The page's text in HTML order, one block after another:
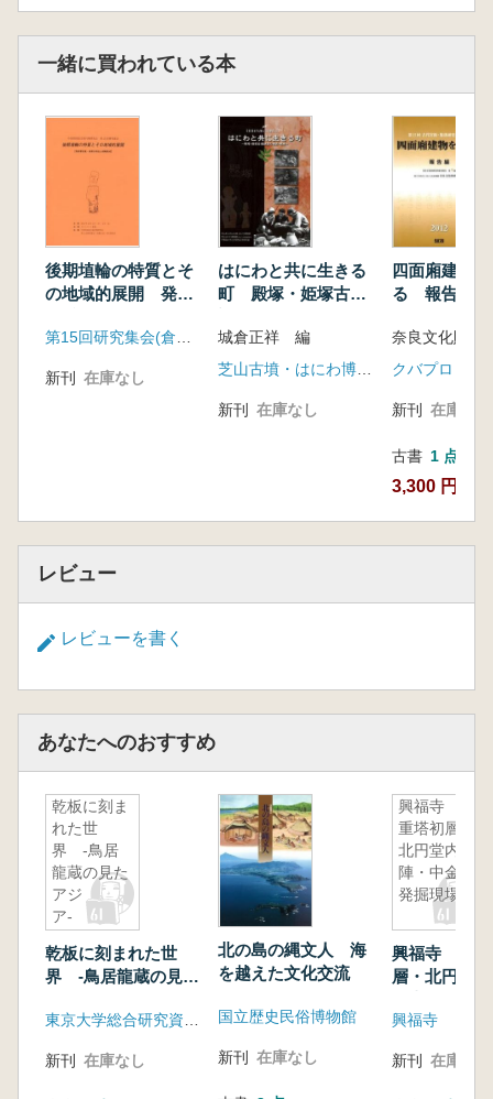
コラム 坊主山一号墳出土胡籙
コラム 寺口千塚三号墳出土胡籙
1 今城塚古墳出土馬具の調査と復元 塚本
2 今城塚古墳出土小札の構造と復元 初村
武寛・小村眞理
3 今城塚古墳出土胡篠の調査と復元製作
福山博章 小村眞理 塚本彼夫
塚本彼夫
5 組紐の技術と復元 小村眞理
一緒に買われている本
後期埴輪の特質とそ
の地域的展開 発表
土埴輪集成
第15回研究集会(倉敷大会)実行委員会
新刊 在庫なし
はにわと共に生きる
町 殿塚・姫塚古墳
城倉正祥 編
芝山古墳・はにわ博物館
新刊 在庫なし
四面廂建物
る 報告編
奈良文化財
クバプロ
新刊 在庫なし
古書 1 点
3,300 円
レビュー
レビューを書く
あなたへのおすすめ
乾板に刻ま
れた世
界 -鳥居
龍蔵の見た
アジ
ア-
乾板に刻まれた世
界 -鳥居龍蔵の見た
新刊 在庫なし
北の島の縄文人 海
を越えた文化交流
国立歴史民俗博物館
新刊 在庫なし
興福寺 三
重塔初層・
北円堂内
陣・中金堂
発掘現場
興福寺 三重
層・北円堂
興福寺
新刊 在庫なし